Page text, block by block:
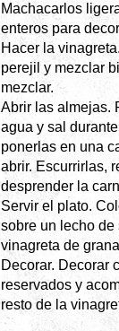
Machacarlos
enteros para
Hacer la
perejil y mezclar
mezclar.
Abrir las almejas.
agua y sal
ponerlas en una
abrir. Escurrirlas,
desprender la
Servir el plato.
sobre un lecho de
vinagreta de
Decorar. Decorar
reservados y
resto de la